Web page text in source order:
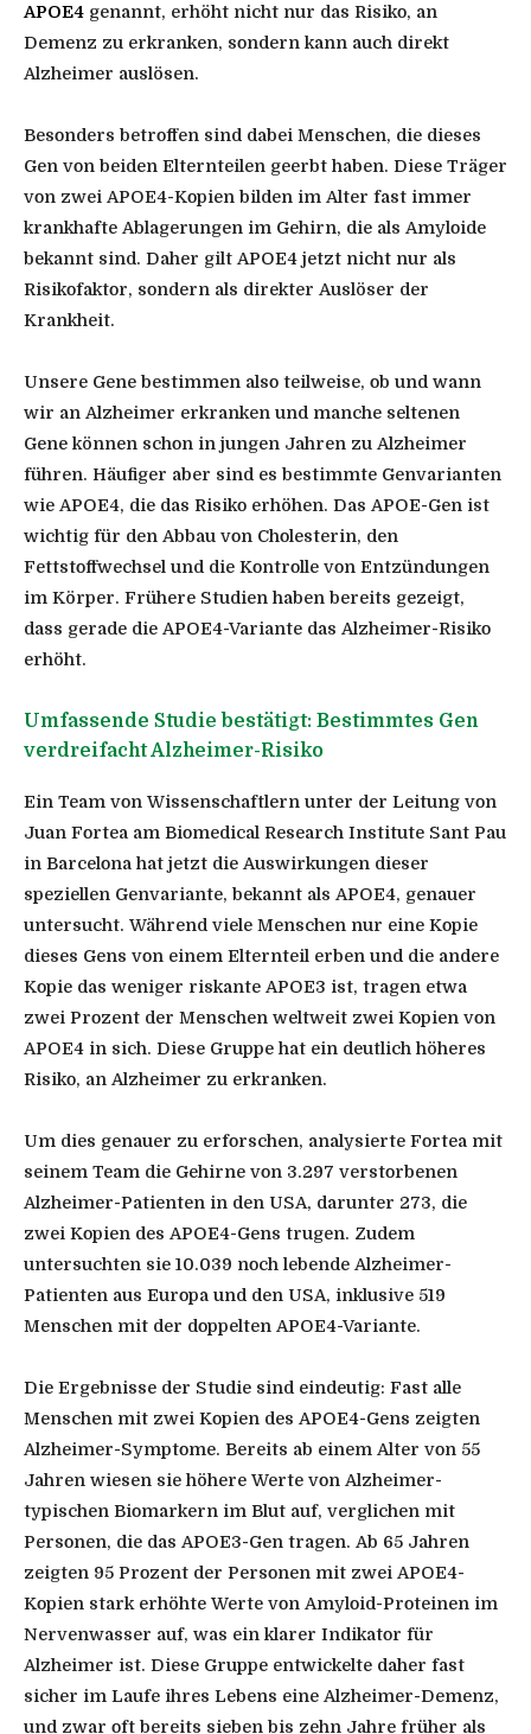
APOE4 genannt, erhöht nicht nur das Risiko, an
Demenz zu erkranken, sondern kann auch direkt
Alzheimer auslösen.
Besonders betroffen sind dabei Menschen, die dieses
Gen von beiden Elternteilen geerbt haben. Diese Träger
von zwei APOE4-Kopien bilden im Alter fast immer
krankhafte Ablagerungen im Gehirn, die als Amyloide
bekannt sind. Daher gilt APOE4 jetzt nicht nur als
Risikofaktor, sondern als direkter Auslöser der
Krankheit.
Unsere Gene bestimmen also teilweise, ob und wann
wir an Alzheimer erkranken und manche seltenen
Gene können schon in jungen Jahren zu Alzheimer
führen. Häufiger aber sind es bestimmte Genvarianten
wie APOE4, die das Risiko erhöhen. Das APOE-Gen ist
wichtig für den Abbau von Cholesterin, den
Fettstoffwechsel und die Kontrolle von Entzündungen
im Körper. Frühere Studien haben bereits gezeigt,
dass gerade die APOE4-Variante das Alzheimer-Risiko
erhöht.
Umfassende Studie bestätigt: Bestimmtes Gen
verdreifacht Alzheimer-Risiko
Ein Team von Wissenschaftlern unter der Leitung von
Juan Fortea am Biomedical Research Institute Sant Pau
in Barcelona hat jetzt die Auswirkungen dieser
speziellen Genvariante, bekannt als APOE4, genauer
untersucht. Während viele Menschen nur eine Kopie
dieses Gens von einem Elternteil erben und die andere
Kopie das weniger riskante APOE3 ist, tragen etwa
zwei Prozent der Menschen weltweit zwei Kopien von
APOE4 in sich. Diese Gruppe hat ein deutlich höheres
Risiko, an Alzheimer zu erkranken.
Um dies genauer zu erforschen, analysierte Fortea mit
seinem Team die Gehirne von 3.297 verstorbenen
Alzheimer-Patienten in den USA, darunter 273, die
zwei Kopien des APOE4-Gens trugen. Zudem
untersuchten sie 10.039 noch lebende Alzheimer-
Patienten aus Europa und den USA, inklusive 519
Menschen mit der doppelten APOE4-Variante.
Die Ergebnisse der Studie sind eindeutig: Fast alle
Menschen mit zwei Kopien des APOE4-Gens zeigten
Alzheimer-Symptome. Bereits ab einem Alter von 55
Jahren wiesen sie höhere Werte von Alzheimer-
typischen Biomarkern im Blut auf, verglichen mit
Personen, die das APOE3-Gen tragen. Ab 65 Jahren
zeigten 95 Prozent der Personen mit zwei APOE4-
Kopien stark erhöhte Werte von Amyloid-Proteinen im
Nervenwasser auf, was ein klarer Indikator für
Alzheimer ist. Diese Gruppe entwickelte daher fast
sicher im Laufe ihres Lebens eine Alzheimer-Demenz,
und zwar oft bereits sieben bis zehn Jahre früher als